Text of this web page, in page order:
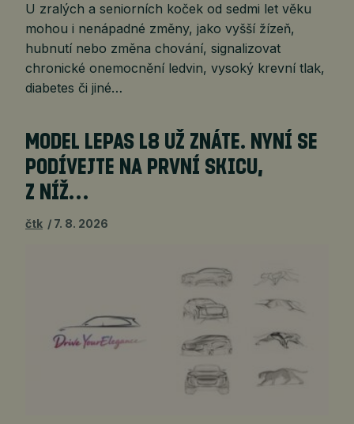
U zralých a seniorních koček od sedmi let věku
mohou i nenápadné změny, jako vyšší žízeň,
hubnutí nebo změna chování, signalizovat
chronické onemocnění ledvin, vysoký krevní tlak,
diabetes či jiné…
MODEL LEPAS L8 UŽ ZNÁTE. NYNÍ SE
PODÍVEJTE NA PRVNÍ SKICU,
Z NÍŽ…
čtk 7. 8. 2026